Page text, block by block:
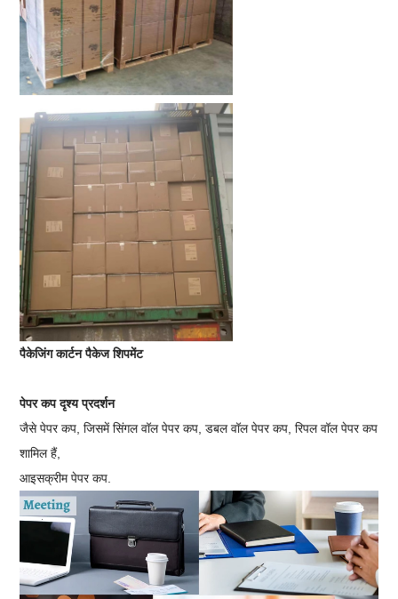
पैकेजिंग कार्टन पैकेज शिपमेंट
पेपर कप दृश्य प्रदर्शन
जैसे पेपर कप, जिसमें सिंगल वॉल पेपर कप, डबल वॉल पेपर कप, रिपल वॉल पेपर कप
शामिल हैं,
आइसक्रीम पेपर कप.